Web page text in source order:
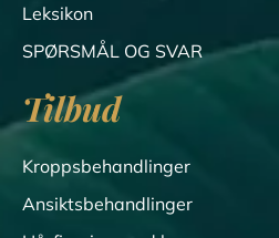
Leksikon
SPØRSMÅL OG SVAR
Tilbud
Kroppsbehandlinger
Ansiktsbehandlinger